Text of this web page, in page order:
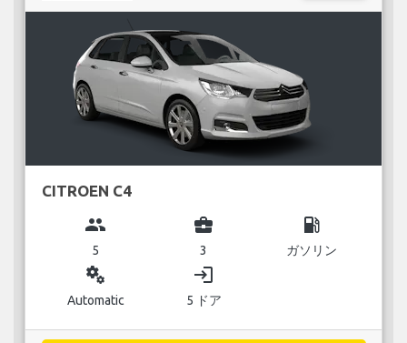
CITROEN C4
group
5
business_center
3
local_gas_station
ガソリン
miscellaneous_services
Automatic
login
5 ドア